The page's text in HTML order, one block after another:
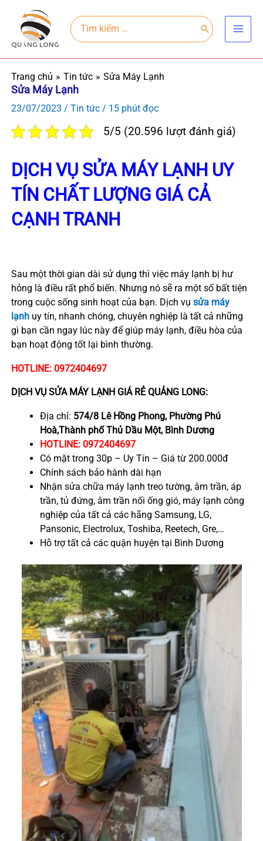
dung
Search
for:
Trang chủ Tin tức Sửa Máy Lạnh
Sửa Máy Lạnh
23/07/2023 / Tin tức/ 15 phút đọc
5/5 (20.596 lượt đánh giá)
DỊCH VỤ SỬA MÁY LẠNH UY
TÍN CHẤT LƯỢNG GIÁ CẢ
CẠNH TRANH
Sau một thời gian dài sử dụng thì việc máy lạnh bị hư
hỏng là điều rất phổ biến. Nhưng nó sẽ ra một số bất tiện
trong cuộc sống sinh hoạt của bạn. Dịch vụ sửa máy
lạnhuy tín, nhanh chóng, chuyên nghiệp là tất cả những
gì bạn cần ngay lúc này để giúp máy lạnh, điều hòa của
bạn hoạt động tốt lại bình thường.
HOTLINE: 0972404697
DỊCH VỤ SỬA MÁY LẠNH GIÁ RẺ QUẢNG LONG:
Địa chỉ: 574/8 Lê Hồng Phong, Phường Phú
Hoà,Thành phố Thủ Dầu Một, Bình Dương
HOTLINE:0972404697
Có mặt trong 30p – Uy Tín – Giá từ 200.000đ
Chính sách bảo hành dài hạn
Nhận sửa chữa máy lạnh treo tường, âm trần, áp
trần, tủ đứng, âm trần nối ống gió, máy lạnh công
nghiệp của tất cả các hãng Samsung, LG,
Pansonic, Electrolux, Toshiba, Reetech, Gre,…
Hỗ trợ tất cả các quận huyện tại Bình Dương